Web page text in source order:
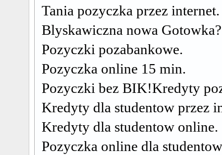
Tania pozyczka przez internet.
Blyskawiczna nowa
Pozyczki pozabankowe.
Pozyczka online 15 min.
Pozyczki bez BIK!Kredyty
Kredyty dla studentow przez
Kredyty dla studentow online.
Pozyczka online dla